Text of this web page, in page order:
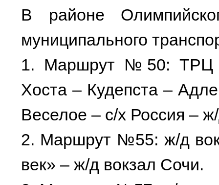
В районе
муниципального
1. Маршрут №50: ТРЦ
Хоста – Кудепста –
Веселое – с/х Россия –
2. Маршрут №55: ж/д
век» – ж/д вокзал Сочи.